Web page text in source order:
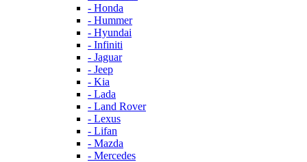
- Honda
- Hummer
- Hyundai
- Infiniti
- Jaguar
- Jeep
- Kia
- Lada
- Land Rover
- Lexus
- Lifan
- Mazda
- Mercedes